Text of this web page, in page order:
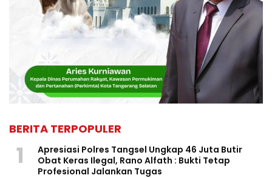
BERITA TERPOPULER
1
Apresiasi Polres Tangsel Ungkap 46 Juta Butir
Obat Keras Ilegal, Rano Alfath : Bukti Tetap
Profesional Jalankan Tugas